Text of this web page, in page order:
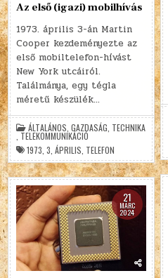
Az első (igazi) mobilhívás
1973. április 3-án Martin
Cooper kezdeményezte az
első mobiltelefon-hívást
New York utcáiról.
Találmánya, egy tégla
méretű készülék…
ÁLTALÁNOS ,GAZDASÁG TECHNIKA
TELEKOMMUNIKÁCIÓ
1973 ,3 ,ÁPRILIS TELEFON
21
MÁRC
2024